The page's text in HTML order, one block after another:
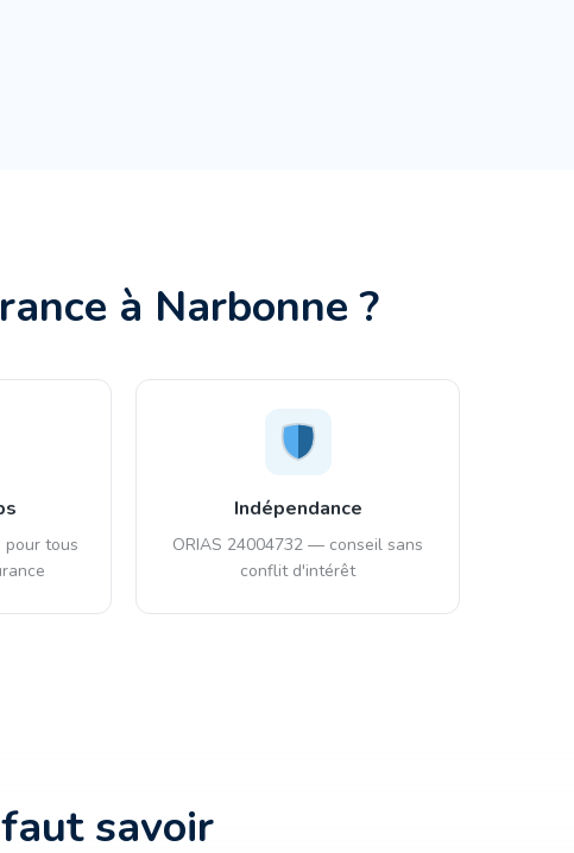
à Narbonne ?
pour tous
Indépendance
ORIAS 24004732 — conseil sans
conflit d'intérêt
savoir